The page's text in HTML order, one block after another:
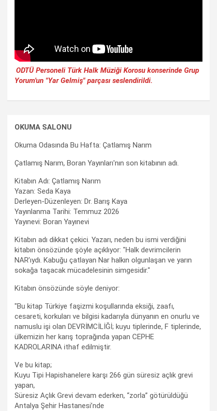
ODTÜ Personeli Türk Halk Müziği Korosu konserinde Grup
Yorum'un "Yar Gelmiş" parçası seslendirildi.
OKUMA SALONU
Okuma Odasında Bu Hafta: Çatlamış Narım
Çatlamış Narım, Boran Yayınları'nın son kitabının adı.
Kitabın Adı: Çatlamış Narım
Yazan: Seda Kaya
Derleyen-Düzenleyen: Dr. Barış Kaya
Yayınlanma Tarihi: Temmuz 2026
Yayınevi: Boran Yayınevi
Kitabın adı dikkat çekici. Yazarı, neden bu ismi verdiğini
kitabın önsözünde şöyle açıklıyor: "Halk devrimcilerin
NAR’ıydı. Kabuğu çatlayan Nar halkın olgunlaşan ve yarın
sokağa taşacak mücadelesinin simgesidir."
Kitabın önsözünde söyle deniyor:
"Bu kitap Türkiye faşizmi koşullarında eksiği, zaafı,
cesareti, korkuları ve bilgisi kadarıyla dünyanın en onurlu ve
namuslu işi olan DEVRİMCİLİĞİ; kuyu tiplerinde, F tiplerinde,
ülkemizin her karış toprağında yapan CEPHE
KADROLARINA ithaf edilmiştir.
Ve bu kitap;
Kuyu Tipi Hapishanelere karşı 266 gün süresiz açlık grevi
yapan,
Süresiz Açlık Grevi devam ederken, “zorla” götürüldüğü
Antalya Şehir Hastanesi’nde